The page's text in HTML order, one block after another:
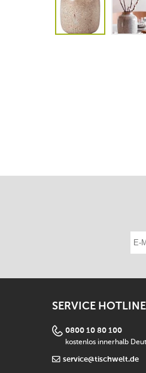
E-
SERVICE HOTLINE
0800 10 80 100
kostenlos innerhalb
service@tischwelt.de